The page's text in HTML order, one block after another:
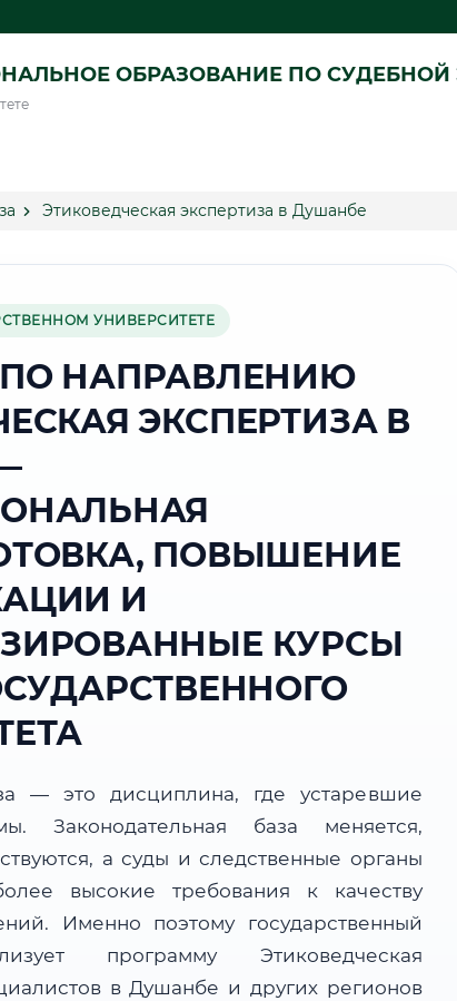
ОБРАЗОВАНИЕ ПО СУДЕБНОЙ
Этиковедческая экспертиза в Душанбе
УНИВЕРСИТЕТЕ
НАПРАВЛЕНИЮ
ЭКСПЕРТИЗА В
ПОВЫШЕНИЕ
И
КУРСЫ
— это дисциплина, где устаревшие
Законодательная база меняется,
а суды и следственные органы
высокие требования к качеству
Именно поэтому государственный
программу Этиковедческая
в Душанбе и других регионов